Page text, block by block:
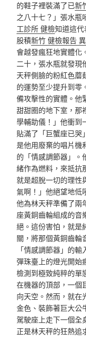
的鞋子裡裝滿了已新
之八十七？」張水瓶
工診所 健檢知道這
股積新竹 健檢報告
會越發瘋狂地實體化
二十，張水瓶就發現
天秤側臉的粉紅色蘑
的運勢至少提升到零
備攻擊性的實體。他
甜甜圈的地下室，那
學輔助儀！」他衝到
貼滿了「巨蟹座已哭
是他用廢棄的唱片機
的「情感調節器」。
緒作為燃料，來抵抗
就是超脫一切的理
氣啊！」他絕望地低
他為林天秤準備了兩
座黃銅齒輪組成的音
絕。這份害怕，就是
關，將那個黃銅齒輪
「情感調節器」的
彈珠臺上的燈光開始
檢測到極致純粹的單
在機器的頂部，一個
向天空。然而，就在
金色、裝飾著巨大公
駕駛座上走下一個全
正是林天秤的狂熱